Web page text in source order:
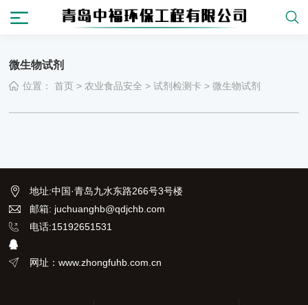
微生物试剂
位置：首页 > 农业食品安全 >试剂检测卡 >微生物试剂
地址:中国·青岛九水东路266号3号楼
邮箱: juchuanghb@qdjchb.com
电话:15192651531
网址：www.zhongfuhb.com.cn